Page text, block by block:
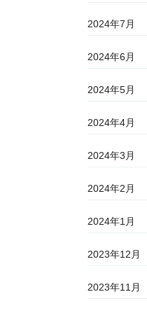
2024年7月
2024年6月
2024年5月
2024年4月
2024年3月
2024年2月
2024年1月
2023年12月
2023年11月